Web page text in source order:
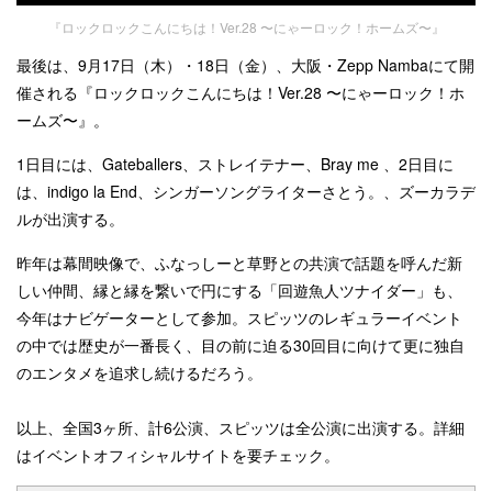
『ロックロックこんにちは！Ver.28 〜にゃーロック！ホームズ〜』
最後は、 9月17日（木）・18日（金）、大阪・Zepp Nambaにて開
催される『ロックロックこんにちは！Ver.28 〜にゃーロック！ホ
ームズ〜 』。
1 日目には、Gateballers、ストレイテナー、Bray me 、2日目に
は、indigo la End、シンガーソングライターさとう。、ズーカラデ
ルが出演する。
昨年は幕間映像で、ふなっしーと草野との共演で話題を呼んだ新
しい仲間、縁と縁を繋いで円にする「回遊魚人ツナイダー」も、
今年はナビゲーターとして参加。スピッツのレギュラーイベント
の中では歴史が一番長く、目の前に迫る30回目に向けて更に独自
のエンタメを追求し続けるだろう。
以上、全国3ヶ所、計6公演、スピッツは全公演に出演する。詳細
はイベントオフィシャルサイトを要チェック。